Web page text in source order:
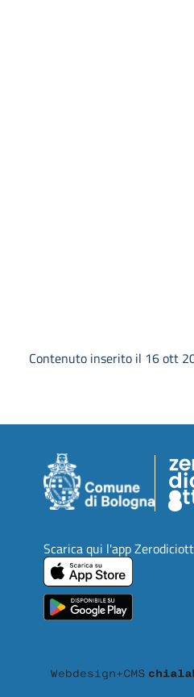
Contenuto inserito il 16 ott
Scarica qui l'app